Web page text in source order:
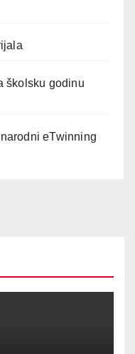
školsku godinu
eTwinning